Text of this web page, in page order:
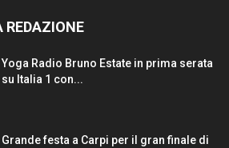
REDAZIONE
Yoga Radio Bruno Estate in prima serata
su Italia 1 con...
Grande festa a Carpi per il gran finale di